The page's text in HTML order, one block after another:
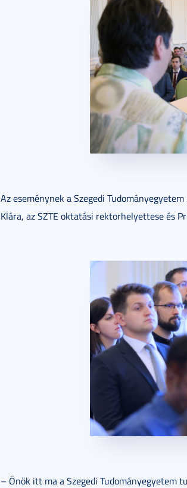
Az eseménynek a Szegedi
Klára, az SZTE oktatási rektorhelyettese és
– Önök itt ma a Szegedi Tudományegyetem